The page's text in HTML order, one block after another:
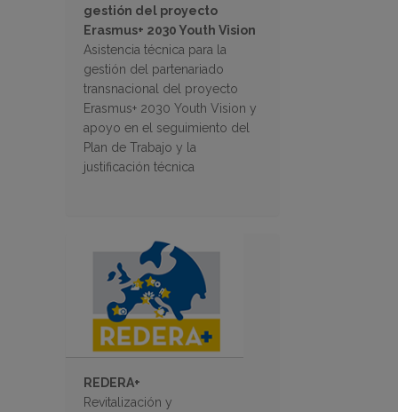
gestión del proyecto
Erasmus+ 2030 Youth Vision
Asistencia técnica para la
gestión del partenariado
transnacional del proyecto
Erasmus+ 2030 Youth Vision y
apoyo en el seguimiento del
Plan de Trabajo y la
justificación técnica
REDERA+
Revitalización y